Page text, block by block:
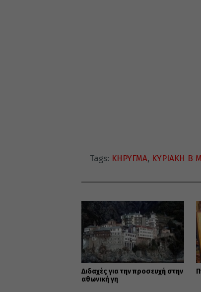
Tags: ΚΗΡΥΓΜΑ, ΚΥΡΙΑΚΗ Β
Διδαχές για την προσευχή στην
αθωνική γη